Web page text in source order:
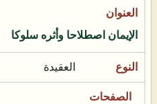
الإيمان اصطلاحا وأثره سلوكا
العقيدة